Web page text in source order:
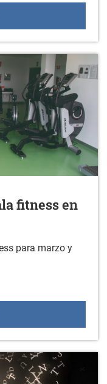
material en el
fitness en
para marzo y
en la